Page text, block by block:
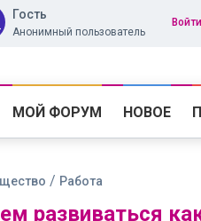
Гость
Анонимный пользователь
Войти
МОЙ ФОРУМ НОВОЕ
/ Работа
развиваться